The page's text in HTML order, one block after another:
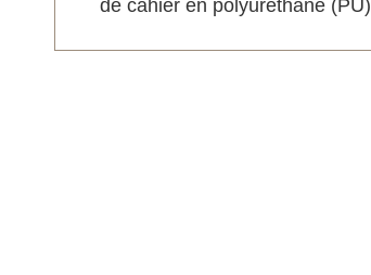
de cahier en polyuréthane (PU)